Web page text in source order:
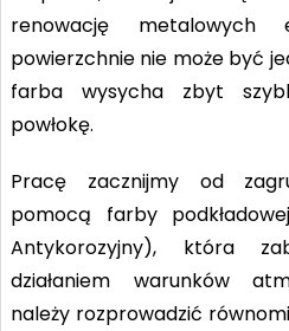
renowację metalowych
powierzchnie nie może być
farba wysycha zbyt
powłokę.
Pracę zacznijmy od
pomocą farby
Antykorozyjny), która
działaniem warunków
należy rozprowadzić